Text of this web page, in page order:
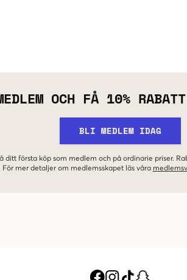
OCH FÅ 10%
BLI MEDLEM IDAG
ditt första köp som medlem och på ordinarie priser.
För mer detaljer om medlemsskapet läs våra